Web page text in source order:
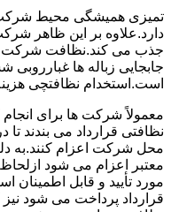
تمیزی همیشگی محیط شرکت
دارد.علاوه بر این ظاهر
جذب می کند.نظافت
جابجایی زباله ها
است.استخدام نظافتچی
معمولاً شرکت ها برای
نظافتی قرارداد می بندند
محل شرکت اعزام کنند.به
معتبر اعزام می شود ازلحاظ
مورد تأیید و قابل
قرارداد پرداخت می شود